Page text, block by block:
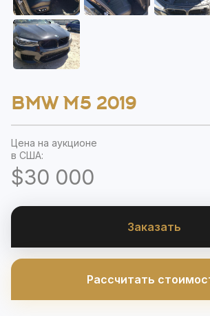
BMW M5 2019
Цена на аукционе
в США:
$30 000
Заказать
Рассчитать